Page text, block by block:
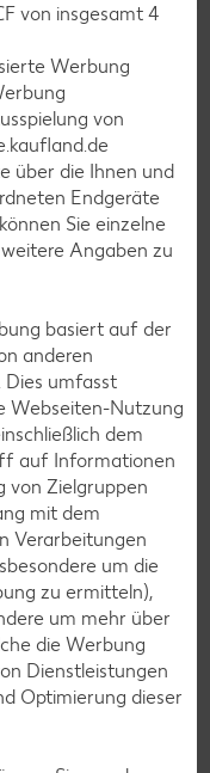
entdecken
Namensschild
zum
Zum Beispiel der
den Schulanfang
einfach
von insgesamt 4
Werbung
von
über die Ihnen und
Endgeräte
Sie einzelne
Angaben zu
basiert auf der
anderen
Dies umfasst
Webseiten-Nutzung
dem
auf Informationen
von Zielgruppen
mit dem
Verarbeitungen
um die
zu ermitteln),
um mehr über
die Werbung
Dienstleistungen
Optimierung dieser